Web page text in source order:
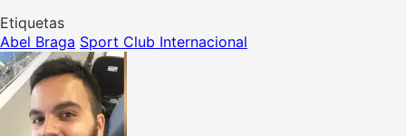
Etiquetas
Abel Braga Sport Club Internacional